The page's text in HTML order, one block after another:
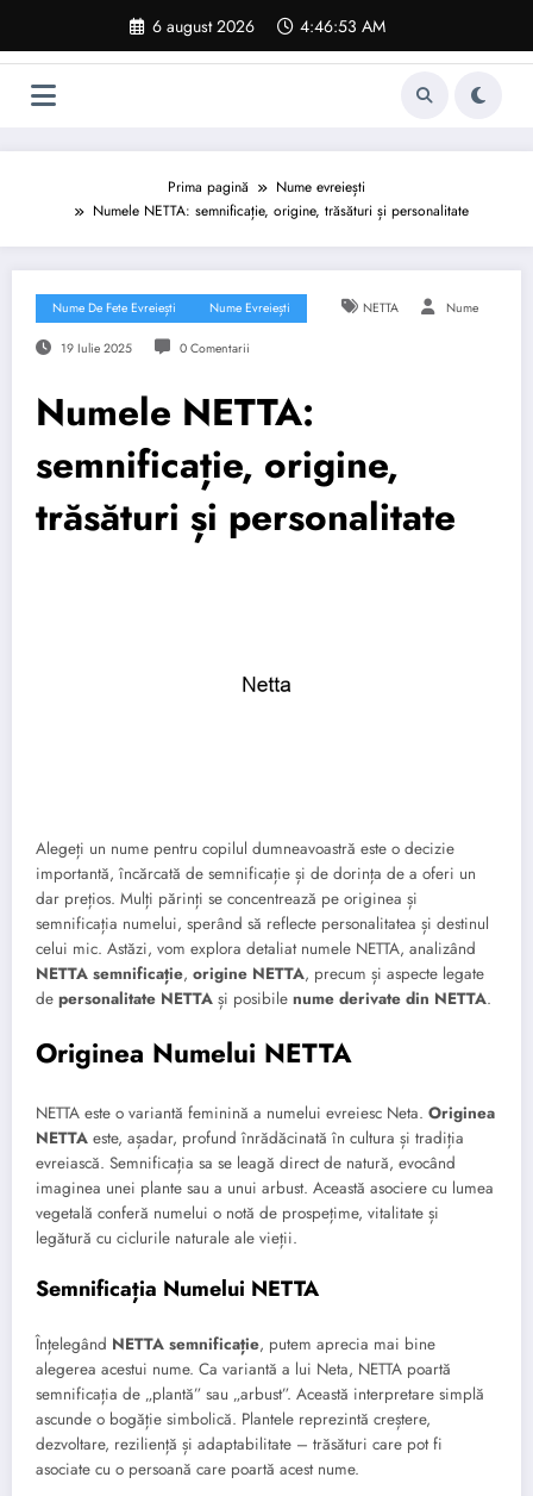
conținut
6 august 2026 4:46:54 AM
Prima pagină
Nume evreiești
Numele NETTA: semnificație, origine, trăsături și personalitate
Nume De Fete Evreiești Nume Evreiești NETTA Nume
19 Iulie 2025 0 Comentarii
Numele NETTA:
semnificație, origine,
trăsături și personalitate
Alegeți un nume pentru copilul dumneavoastră este o decizie
importantă, încărcată de semnificație și de dorința de a oferi un
dar prețios. Mulți părinți se concentrează pe originea și
semnificația numelui, sperând să reflecte personalitatea și destinul
celui mic. Astăzi, vom explora detaliat numele NETTA, analizând
NETTA semnificație, origine NETTA, precum și aspecte legate
de personalitate NETTA și posibile nume derivate din NETTA.
Originea Numelui NETTA
NETTA este o variantă feminină a numelui evreiesc Neta. Originea
NETTA este, așadar, profund înrădăcinată în cultura și tradiția
evreiască. Semnificația sa se leagă direct de natură, evocând
imaginea unei plante sau a unui arbust. Această asociere cu lumea
vegetală conferă numelui o notă de prospețime, vitalitate și
legătură cu ciclurile naturale ale vieții.
Semnificația Numelui NETTA
Înțelegând NETTA semnificație, putem aprecia mai bine
alegerea acestui nume. Ca variantă a lui Neta, NETTA poartă
semnificația de „plantă” sau „arbust”. Această interpretare simplă
ascunde o bogăție simbolică. Plantele reprezintă creștere,
dezvoltare, reziliență și adaptabilitate – trăsături care pot fi
asociate cu o persoană care poartă acest nume.